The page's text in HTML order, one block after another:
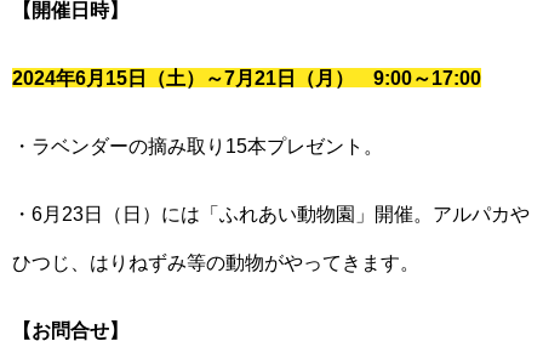
【開催日時】
2024年6月15日（土）～7月21日（月） 9:00～17:00
・ラベンダーの摘み取り15本プレゼント。
・6月23日（日）には「ふれあい動物園」開催。アルパカや
ひつじ、はりねずみ等の動物がやってきます。
【お問合せ】